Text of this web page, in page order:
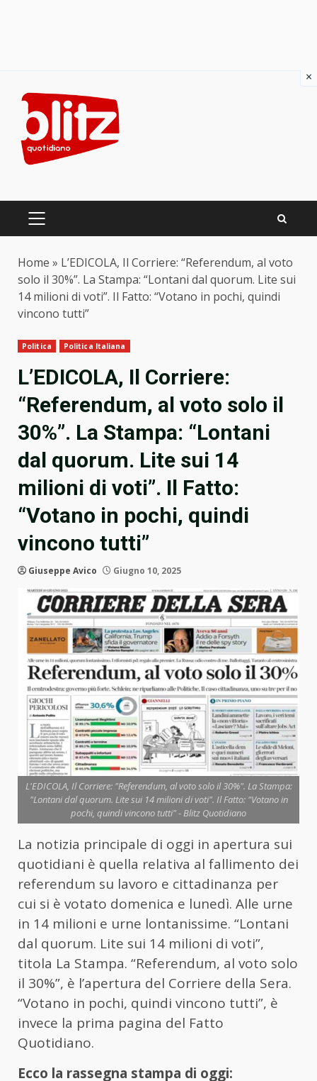
content
PRIMARY
Home » L’EDICOLA, Il Corriere: “Referendum, al voto
solo il 30%”. La Stampa: “Lontani dal quorum. Lite sui
14 milioni di voti”. Il Fatto: “Votano in pochi, quindi
vincono tutti”
Politica Politica Italiana
L’EDICOLA, Il Corriere:
“Referendum, al voto solo il
30%”. La Stampa: “Lontani
dal quorum. Lite sui 14
milioni di voti”. Il Fatto:
“Votano in pochi, quindi
vincono tutti”
Giuseppe Avico Giugno 10, 2025
L'EDICOLA, Il Corriere: "Referendum, al voto solo il 30%". La Stampa:
"Lontani dal quorum. Lite sui 14 milioni di voti". Il Fatto: "Votano in
pochi, quindi vincono tutti" - Blitz Quotidiano
La notizia principale di oggi in apertura sui
quotidiani è quella relativa al fallimento dei
referendum su lavoro e cittadinanza per
cui si è votato domenica e lunedì. Alle urne
in 14 milioni e urne lontanissime. “Lontani
dal quorum. Lite sui 14 milioni di voti”,
titola La Stampa. “Referendum, al voto solo
il 30%”, è l’apertura del Corriere della Sera.
“Votano in pochi, quindi vincono tutti”, è
invece la prima pagina del Fatto
Quotidiano.
Ecco la rassegna stampa di oggi:
×